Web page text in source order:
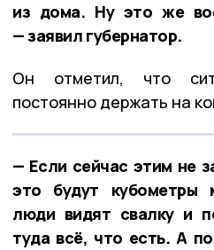
из дома. Ну это же
— заявил губернатор.
Он отметил, что
постоянно держать на
— Если сейчас этим не
это будут кубометры
люди видят свалку и
туда всё, что есть. А